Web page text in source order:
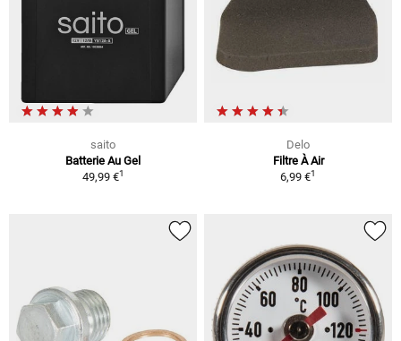
saito
Batterie Au Gel
49,99 €1
Delo
Filtre À Air
6,99 €1